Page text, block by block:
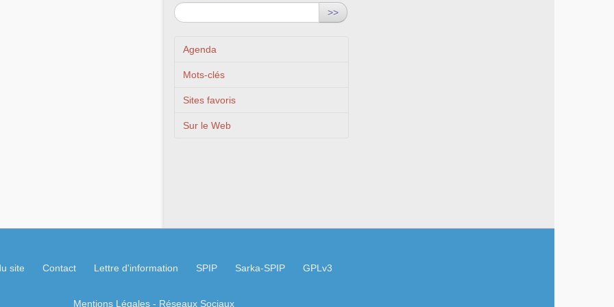
>>
Agenda
Mots-clés
Sites favoris
Sur le Web
site Contact Lettre d'information SPIP Sarka-SPIP GPLv3
Mentions Légales- Réseaux Sociaux